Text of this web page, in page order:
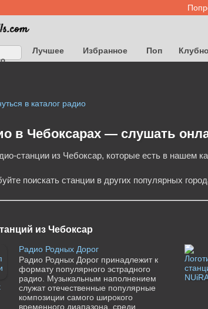
Лучшее Избранное Поп
в каталог радио
в Чебоксарах — cлушать
станции из Чебоксар, которые есть в нашем
поискать станции в других популярных
из Чебоксар
Радио Родных Дорог
Радио Родных Дорог принадлежит к
формату популярного эстрадного
радио. Музыкальным наполнением
служат отечественные популярные
композиции самого широкого
временного диапазона, среди